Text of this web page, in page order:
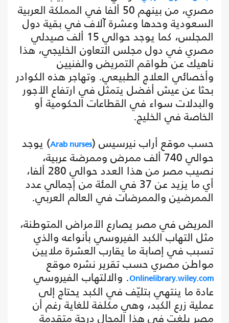
مصري، من بينهم 50 ألفا في المملكة العربية
السعودية وحدها وعشرة آلاف في بقية دول
المجلس، كما يوجد حوالي 15 ألف صيدلي
مصري في دول مجلس التعاون الخليجي، هذا
ناهيك عن طواقم التمريض والفنيين
وأخصائي العلاج الطبيعي. وتهاجر هذه الكوادر
بحثا عن عيش أفضل يتمثل في ارتفاع الأجور
والبدلات سواء في القطاعات الحكومية أو
الخاصة في الخليج.
حسب موقع أراب نيرسيس (Arab nurses) يوجد
حوالي 740 ألف ممرض وممرضة عربية،
نصيب مصر من هذا العدد حوالي 280 ألفا،
أي ما يزيد عن 37 في المئة من إجمالي عدد
الممرضين والممرضات في العالم العربي.
المريض في مصر يصارع الأمراض المتوطنة،
مثل التهاب الكبد الفيروسي بأنواعه والذي
تسبب في إصابة ما يقارب العشرة ملايين
مواطن مصري حسب تقرير نشره موقع
Onlinelibrary.wiley.com. والالتهاب الفيروسي
عادة ما ينتهي بتليّف في الكبد يحتاج إلى
عملية زرع الكبد، وهي مكلفة للغاية رغم أن
مصر بلغت في هذا المجال درجة متقدمة